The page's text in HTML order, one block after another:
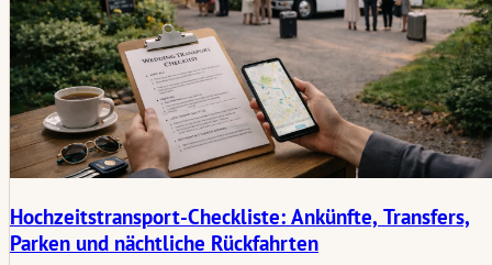
Hochzeitstransport-Checkliste: Ankünfte, Transfers,
Parken und nächtliche Rückfahrten